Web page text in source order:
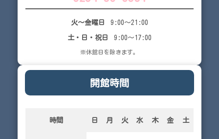
火～金曜日 9:00～21:00
土・日・祝日 9:00～17:00
※休館日を除きます。
開館時間
時間 日 月 火 水 木 金 土